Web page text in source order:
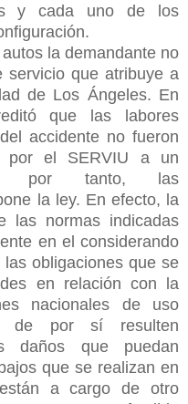
y cada uno de los
la demandante no
servicio que atribuye a
de Los Ángeles. En
que las labores
accidente no fueron
por el SERVIU a un
por tanto, las
la ley. En efecto, la
las normas indicadas
en el considerando
obligaciones que se
en relación con la
nacionales de uso
de por sí resulten
daños que puedan
que se realizan en
a cargo de otro